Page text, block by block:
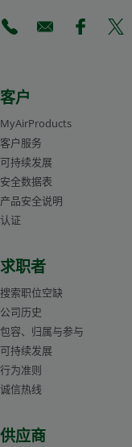
(Opens in a new tab)
(Opens in a
(Opens
客户
MyAirProducts
客户服务
可持续发展
安全数据表
产品安全说明
认证
求职者
搜索职位空缺
公司历史
包容、归属与参与
可持续发展
行为准则
诚信热线
供应商